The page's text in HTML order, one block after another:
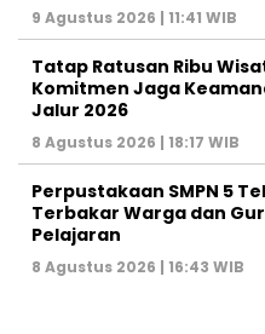
9 Agustus 2026 | 11:41 WIB
Tatap Ratusan Ribu
Komitmen Jaga
Jalur 2026
8 Agustus 2026 | 18:17 WIB
Perpustakaan SMPN 5
Terbakar Warga dan
Pelajaran
8 Agustus 2026 | 16:43 WIB